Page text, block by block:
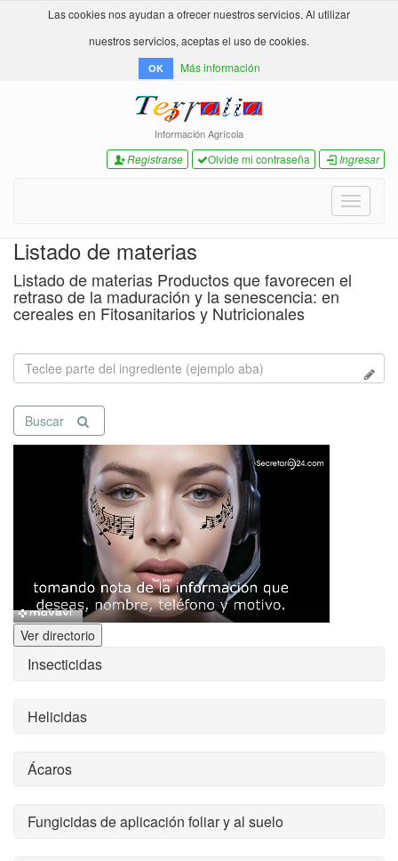
Las cookies nos ayudan a ofrecer nuestros servicios. Al utilizar
nuestros servicios, aceptas el uso de cookies.
OK Más información
Información Agrícola
Registrarse Olvide mi contraseña Ingresar
Toggle
Listado de materias
Listado de materias Productos que favorecen el
retraso de la maduración y la senescencia: en
cereales en Fitosanitarios y Nutricionales
Buscar
Ver directorio
Insecticidas
Helicidas
Ácaros
Fungicidas de aplicación foliar y al suelo